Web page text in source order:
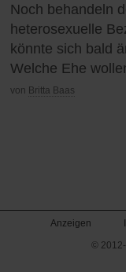
Noch behandeln
heterosexuelle
könnte sich bald
Welche Ehe
von Britta Baas
Anzeigen
©